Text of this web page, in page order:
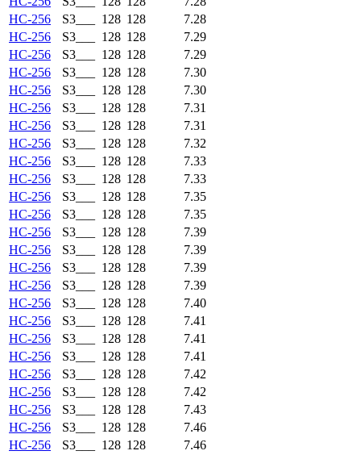
HC-256
S3___ 128 128
7.28
HC-256
S3___ 128 128
7.29
HC-256
S3___ 128 128
7.29
HC-256
S3___ 128 128
7.30
HC-256
S3___ 128 128
7.30
HC-256
S3___ 128 128
7.31
HC-256
S3___ 128 128
7.31
HC-256
S3___ 128 128
7.32
HC-256
S3___ 128 128
7.33
HC-256
S3___ 128 128
7.33
HC-256
S3___ 128 128
7.35
HC-256
S3___ 128 128
7.35
HC-256
S3___ 128 128
7.39
HC-256
S3___ 128 128
7.39
HC-256
S3___ 128 128
7.39
HC-256
S3___ 128 128
7.39
HC-256
S3___ 128 128
7.40
HC-256
S3___ 128 128
7.41
HC-256
S3___ 128 128
7.41
HC-256
S3___ 128 128
7.41
HC-256
S3___ 128 128
7.42
HC-256
S3___ 128 128
7.42
HC-256
S3___ 128 128
7.43
HC-256
S3___ 128 128
7.46
HC-256
S3___ 128 128
7.46